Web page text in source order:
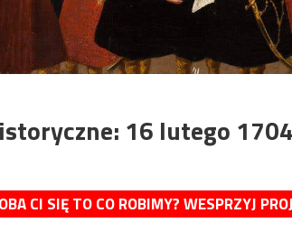
16 lutego
CI SIĘ TO CO ROBIMY? WESPRZYJ